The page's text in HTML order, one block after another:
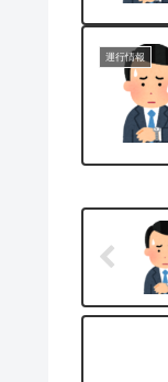
運行情報